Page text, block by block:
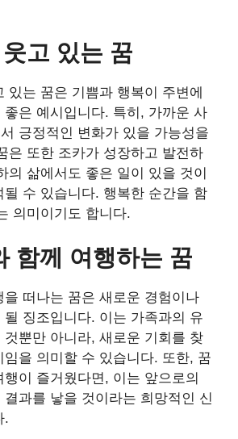
고 있는 꿈
있는 꿈은 기쁨과 행복이 주변에
좋은 예시입니다. 특히, 가까운 사
긍정적인 변화가 있을 가능성을
은 또한 조카가 성장하고 발전하
의 삶에서도 좋은 일이 있을 것이
될 수 있습니다. 행복한 순간을 함
의미이기도 합니다.
함께 여행하는 꿈
을 떠나는 꿈은 새로운 경험이나
될 징조입니다. 이는 가족과의 유
것뿐만 아니라, 새로운 기회를 찾
임을 의미할 수 있습니다. 또한, 꿈
이 즐거웠다면, 이는 앞으로의
결과를 낳을 것이라는 희망적인 신
.